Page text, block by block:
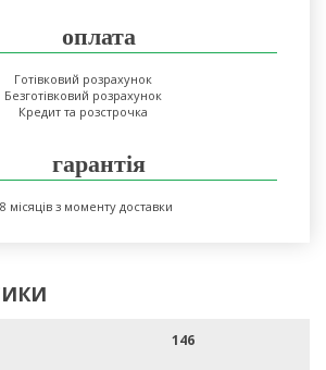
оплата
Готівковий розрахунок
Безготівковий розрахунок
Кредит та розстрочка
гарантія
місяців з моменту доставки
146